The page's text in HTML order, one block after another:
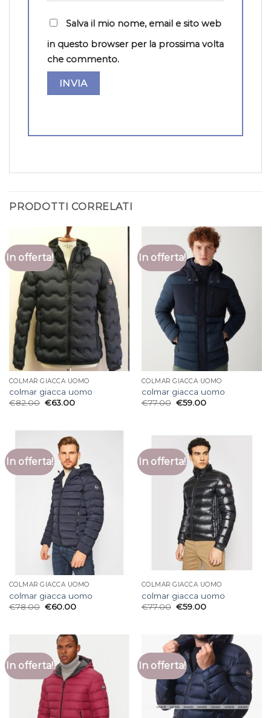
Salva il mio nome, email e sito web
in questo browser per la prossima volta
che commento.
PRODOTTI CORRELATI
In offerta!
COLMAR GIACCA UOMO
colmar giacca uomo
€82.00 €63.00
In offerta!
COLMAR GIACCA UOMO
colmar giacca uomo
€77.00 €59.00
In offerta!
COLMAR GIACCA UOMO
colmar giacca uomo
€78.00 €60.00
In offerta!
COLMAR GIACCA UOMO
colmar giacca uomo
€77.00 €59.00
In offerta! In offerta!